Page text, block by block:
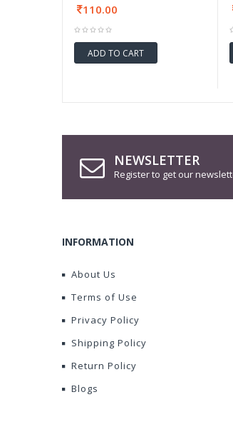
110.00
ADD TO CART
NEWSLETTER
Register to get our
INFORMATION
About Us
Terms of Use
Privacy Policy
Shipping Policy
Return Policy
Blogs